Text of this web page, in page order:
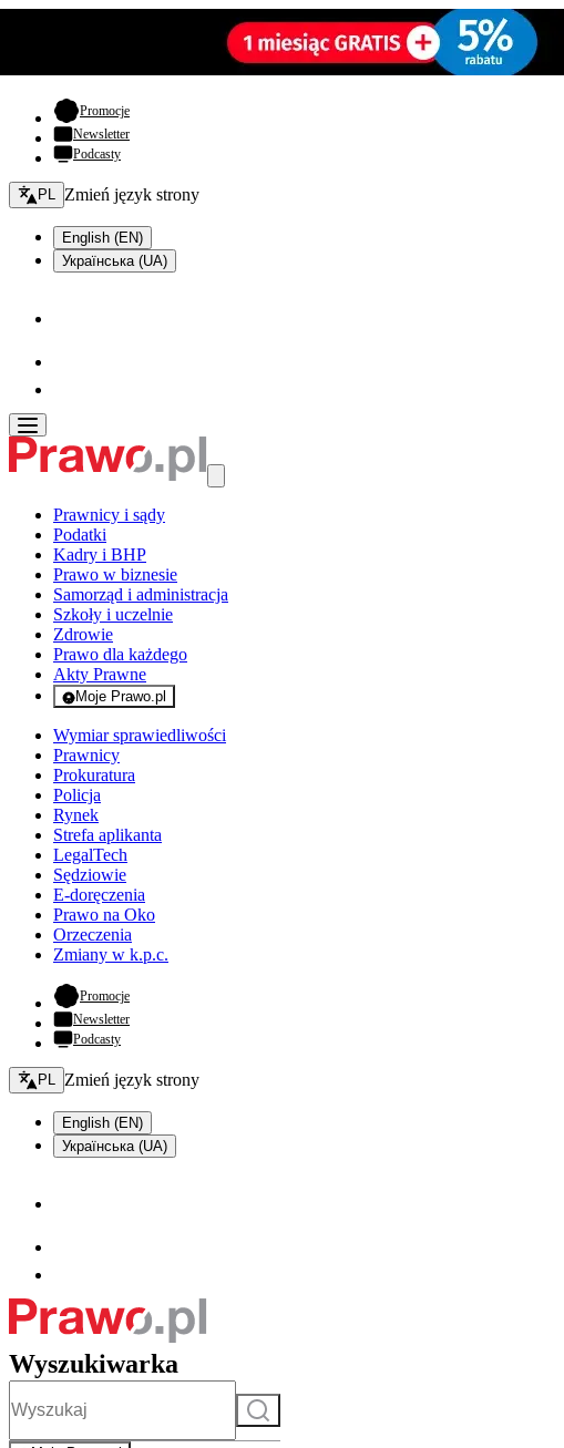
Promocje- otwiera się w nowej karcie
Newsletter
Podcasty
Zmień język - bieżący:
PL Zmień język strony
English (EN)
Українська (UA)
Prawnicy i sądy
Podatki
Kadry i BHP
Prawo w biznesie
Samorząd i administracja
Szkoły i uczelnie
Zdrowie
Prawo dla każdego
Akty Prawne
Moje Prawo.pl
- rejestracja i logowanie do serwisu
Wymiar sprawiedliwości
Prawnicy
Prokuratura
Policja
Rynek
Strefa aplikanta
LegalTech
Sędziowie
E-doręczenia
Prawo na Oko
Orzeczenia
Zmiany w k.p.c.
Promocje- otwiera się w nowej karcie
Newsletter
Podcasty
Zmień język - bieżący:
PL Zmień język strony
English (EN)
Українська (UA)
Wyszukiwarka
Szukaj